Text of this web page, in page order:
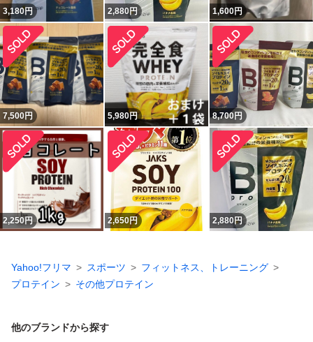
3,180円 2,880円 1,600円
7,500円 5,980円 8,700円
2,250円 2,650円 2,880円
Yahoo!フリマ スポーツ
フィットネス、トレーニング
プロテイン
その他プロテイン
他のブランドから探す